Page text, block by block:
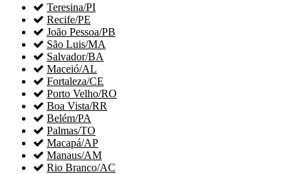
 Teresina/PI
 Recife/PE
 João Pessoa/PB
 São Luis/MA
 Salvador/BA
 Maceió/AL
 Fortaleza/CE
 Porto Velho/RO
 Boa Vista/RR
 Belém/PA
 Palmas/TO
 Macapá/AP
 Manaus/AM
 Rio Branco/AC